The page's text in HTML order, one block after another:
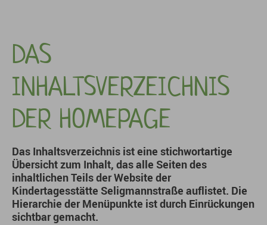
DAS
INHALTSVERZEICHNIS
DER HOMEPAGE
Das Inhaltsverzeichnis ist eine stichwortartige
Übersicht zum Inhalt, das alle Seiten des
inhaltlichen Teils der Website der
Kindertagesstätte Seligmannstraße auflistet. Die
Hierarchie der Menüpunkte ist durch Einrückungen
sichtbar gemacht.